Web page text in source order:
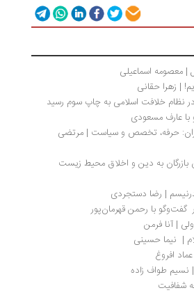
| معصومه اسماعیلی
| زهرا حقانی
نظام خلافت اسلامی به چاپ سوم رسید
با عارف مسعودی
| رضا دستجردی
با رحمن قهرمان‌پور
| آنا فرمن
|  نیما حسینی
| نسیم طواف زاده
شفافیت